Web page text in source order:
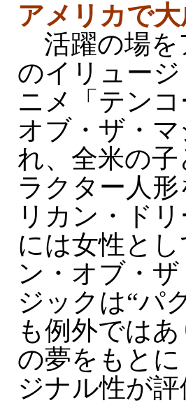
アメリカで大
活躍の場を
のイリュー
ニメ「テン
オブ・ザ・
れ、全米の
ラクター人
リカン・ド
には女性と
ン・オブ・
ジックは“パ
も例外では
の夢をもと
ジナル性が